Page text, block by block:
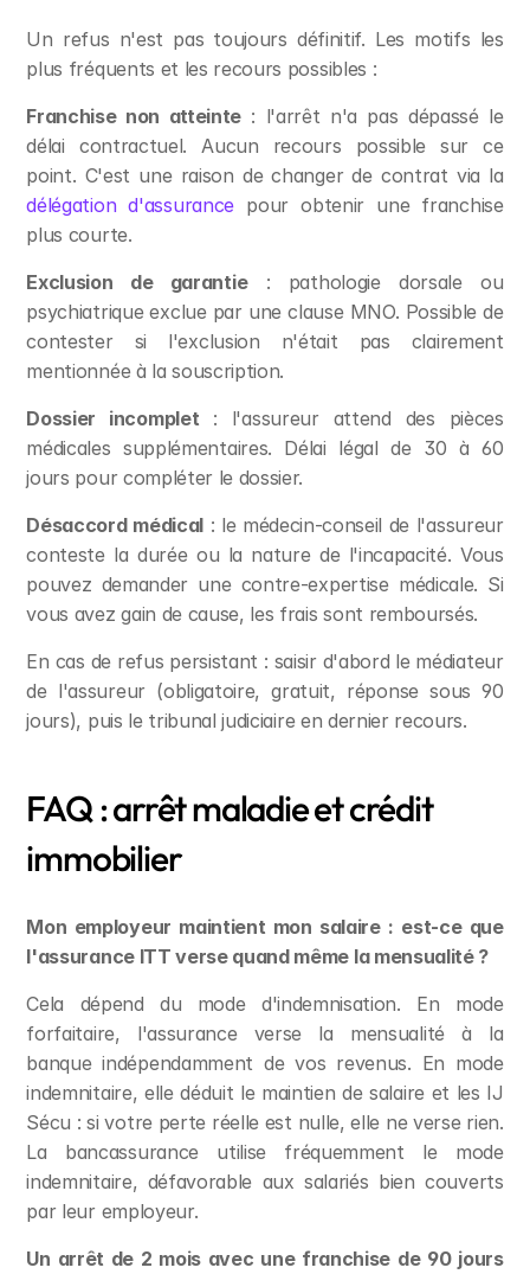
Un refus n'est pas toujours définitif. Les motifs les
plus fréquents et les recours possibles :
Franchise non atteinte : l'arrêt n'a pas dépassé le
délai contractuel. Aucun recours possible sur ce
délégation d'assurance pour obtenir une franchise
plus courte.
Exclusion de garantie : pathologie dorsale ou
psychiatrique exclue par une clause MNO. Possible de
contester si l'exclusion n'était pas clairement
mentionnée à la souscription.
Dossier incomplet : l'assureur attend des pièces
médicales supplémentaires. Délai légal de 30 à 60
jours pour compléter le dossier.
Désaccord médical : le médecin-conseil de l'assureur
conteste la durée ou la nature de l'incapacité. Vous
pouvez demander une contre-expertise médicale. Si
vous avez gain de cause, les frais sont remboursés.
En cas de refus persistant : saisir d'abord le médiateur
de l'assureur (obligatoire, gratuit, réponse sous 90
jours), puis le tribunal judiciaire en dernier recours.
FAQ : arrêt maladie et crédit
immobilier
Mon employeur maintient mon salaire : est-ce que
l'assurance ITT verse quand même la mensualité ?
Cela dépend du mode d'indemnisation. En mode
forfaitaire, l'assurance verse la mensualité à la
banque indépendamment de vos revenus. En mode
indemnitaire, elle déduit le maintien de salaire et les IJ
Sécu : si votre perte réelle est nulle, elle ne verse rien.
La bancassurance utilise fréquemment le mode
indemnitaire, défavorable aux salariés bien couverts
par leur employeur.
Un arrêt de 2 mois avec une franchise de 90 jours